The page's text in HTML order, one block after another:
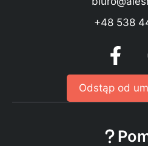
+48 538
Odstąp od